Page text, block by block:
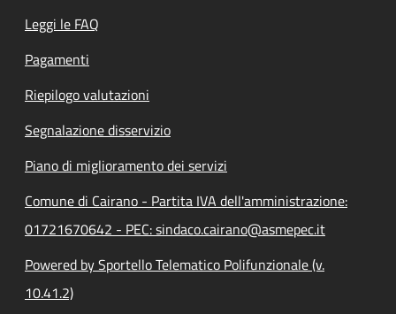
Leggi le FAQ
Pagamenti
Riepilogo valutazioni
Segnalazione disservizio
Piano di miglioramento dei servizi
Comune di Cairano - Partita IVA dell'amministrazione:
01721670642 - PEC: sindaco.cairano@asmepec.it
Powered by Sportello Telematico Polifunzionale (v.
10.41.2)